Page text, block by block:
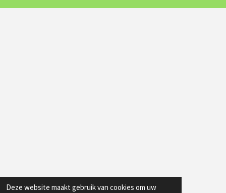
Deze website maakt gebruik van cookies om uw